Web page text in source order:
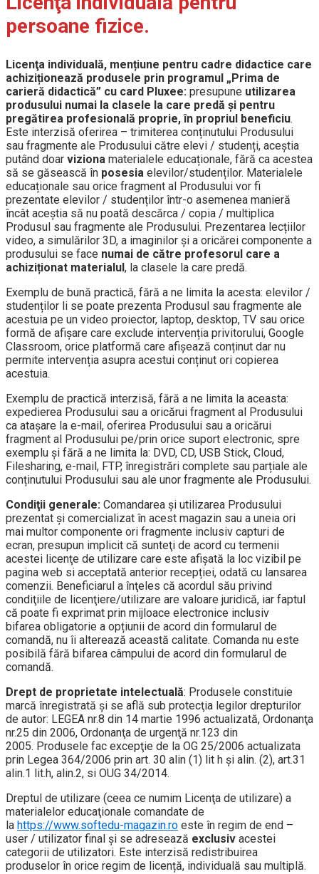
persoane fizice.
Licenţa individuală, mențiune pentru cadre didactice care
achiziționează produsele prin programul „Prima de
carieră didactică” cu card Pluxee: presupune utilizarea
produsului numai la clasele la care predă și pentru
pregătirea profesională proprie, în propriul beneficiu.
Este interzisă oferirea – trimiterea conținutului Produsului
sau fragmente ale Produsului către elevi / studenți, aceștia
putând doar viziona materialele educaționale, fără ca acestea
să se găsească în posesia elevilor/studenților. Materialele
educaționale sau orice fragment al Produsului vor fi
prezentate elevilor / studenților într-o asemenea manieră
încât aceștia să nu poată descărca / copia / multiplica
Produsul sau fragmente ale Produsului. Prezentarea lecțiilor
video, a simulărilor 3D, a imaginilor și a oricărei componente a
produsului se face numai de către profesorul care a
achiziționat materialul , la clasele la care predă.
Exemplu de bună practică, fără a ne limita la acesta: elevilor /
studenților li se poate prezenta Produsul sau fragmente ale
acestuia pe un video proiector, laptop, desktop, TV sau orice
formă de afișare care exclude intervenția privitorului, Google
Classroom, orice platformă care afișează conținut dar nu
permite intervenția asupra acestui conținut ori copierea
acestuia.
Exemplu de practică interzisă, fără a ne limita la aceasta:
expedierea Produsului sau a oricărui fragment al Produsului
ca atașare la e-mail, oferirea Produsului sau a oricărui
fragment al Produsului pe/prin orice suport electronic, spre
exemplu și fără a ne limita la: DVD, CD, USB Stick, Cloud,
Filesharing, e-mail, FTP, înregistrări complete sau parțiale ale
conținutului Produsului sau ale unor fragmente ale Produsului.
Condiţii generale: Comandarea şi utilizarea Produsului
prezentat și comercializat în acest magazin sau a uneia ori
mai multor componente ori fragmente inclusiv capturi de
ecran, presupun implicit că sunteţi de acord cu termenii
acestei licenţe de utilizare care este afişată la loc vizibil pe
pagina web si acceptată anterior recepției, odată cu lansarea
comenzii. Beneficiarul a înţeles că acordul său privind
condiţiile de licenţiere/utilizare are valoare juridică, iar faptul
că poate fi exprimat prin mijloace electronice inclusiv
bifarea obligatorie a opțiunii de acord din formularul de
comandă, nu îi alterează această calitate. Comanda nu este
posibilă fără bifarea câmpului de acord din formularul de
comandă.
Drept de proprietate intelectuală: Produsele constituie
marcă înregistrată şi se află sub protecţia legilor drepturilor
de autor: LEGEA nr.8 din 14 martie 1996 actualizată, Ordonanţa
nr.25 din 2006, Ordonanţa de urgenţă nr.123 din
2005. Produsele fac excepţie de la OG 25/2006 actualizata
prin Legea 364/2006 prin art. 30 alin (1) lit h şi alin. (2), art.31
alin.1 lit.h, alin.2, si OUG 34/2014.
Dreptul de utilizare (ceea ce numim Licenţa de utilizare) a
materialelor educaţionale comandate de
la https://www.softedu-magazin.ro este în regim de end –
user / utilizator final şi se adresează exclusiv acestei
categorii de utilizatori. Este interzisă redistribuirea
produselor în orice regim de licență, individuală sau multiplă.